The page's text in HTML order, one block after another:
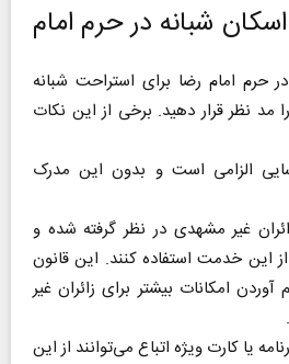
شبانه در حرم امام
حرم امام رضا برای استراحت شبانه
مد نظر قرار دهید. برخی از این نکات
الزامی است و بدون این مدرک
غیر مشهدی در نظر گرفته شده و
این خدمت استفاده کنند. این قانون
امکانات بیشتر برای زائران غیر
یا کارت ویژه اتباع می‌توانند از این